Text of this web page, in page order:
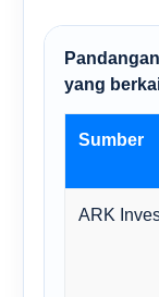
yang
Sumber
ARK